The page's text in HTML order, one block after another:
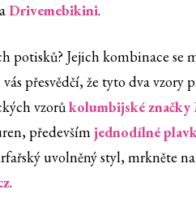
aDrivemebikini.
potisků? Jejich kombinace se
přesvědčí, že tyto dva vzory
vzorůkolumbijské
předevšímjednodílné
uvolněný styl, mrkněte
.